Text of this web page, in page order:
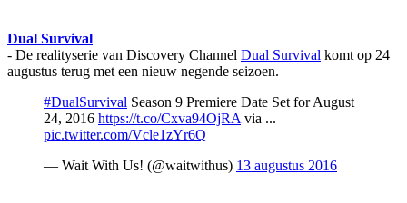
Dual Survival
- De realityserie van Discovery Channel Dual Survival komt op 24
augustus terug met een nieuw negende seizoen.
#DualSurvival Season 9 Premiere Date Set for August
24, 2016 https://t.co/Cxva94OjRA via ...
pic.twitter.com/Vcle1zYr6Q
— Wait With Us! (@waitwithus) 13 augustus 2016